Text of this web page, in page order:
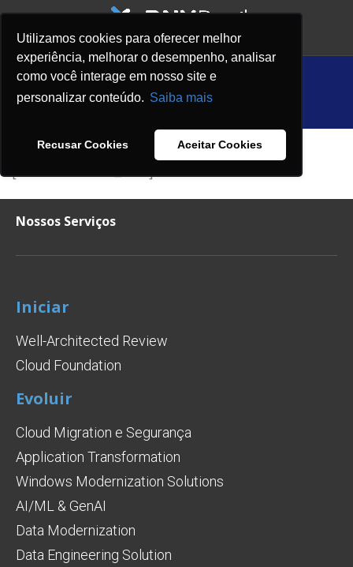
Utilizamos cookies para oferecer melhor
experiência, melhorar o desempenho, analisar
como você interage em nosso site e
personalizar conteúdo. Saiba mais
Recusar Cookies Aceitar Cookies
Carrinho
Nossos Serviços
Iniciar
Well-Architected Review
Cloud Foundation
Evoluir
Cloud Migration e Segurança
Application Transformation
Windows Modernization Solutions
AI/ML & GenAI
Data Modernization
Data Engineering Solution